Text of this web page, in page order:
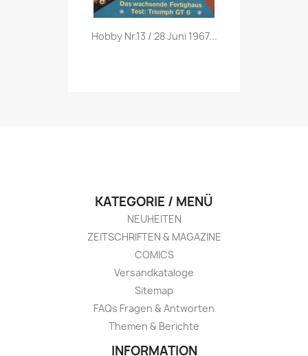
Vorschau
Hobby Nr.13 / 28 Juni 1967...
KATEGORIE / MENÜ
NEUHEITEN
ZEITSCHRIFTEN & MAGAZINE
COMICS
Versandkataloge
Sitemap
FAQs Fragen & Antworten
Themen & Berichte
INFORMATION